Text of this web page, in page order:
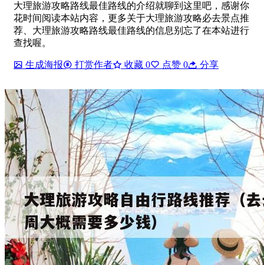
大理旅游攻略路线最佳路线的介绍就聊到这里吧，感谢你
花时间阅读本站内容，更多关于大理旅游攻略必去景点推
荐、大理旅游攻略路线最佳路线的信息别忘了在本站进行
查找喔。
生成海报 打赏作者 收藏 0 点赞 0 分享